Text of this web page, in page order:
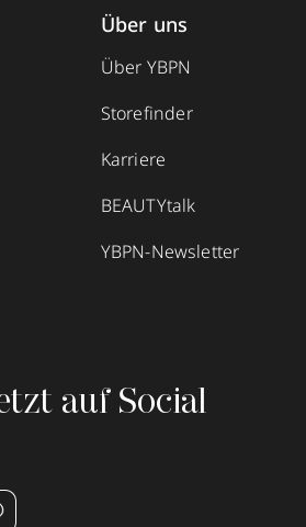
Über uns
Über YBPN
Storefinder
Karriere
BEAUTYtalk
YBPN-Newsletter
auf Social